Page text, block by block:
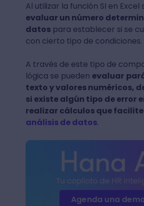
Al utilizar la función SI en Excel
evaluar un número
datospara establecer si se
con cierto tipo de condiciones.
A través de este tipo de
lógica se pueden evaluar
texto y valores numéricos,
si existe algún tipo de error
realizar cálculos que
análisis de datos.
Agenda una